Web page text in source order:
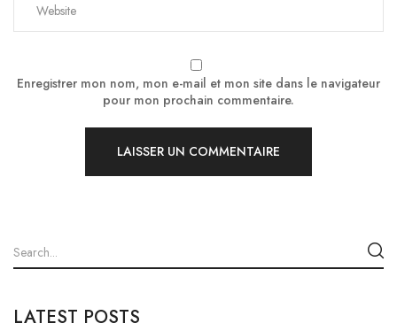
LATEST POSTS
Enregistrer mon nom, mon e-mail et mon site dans le navigateur
pour mon prochain commentaire.